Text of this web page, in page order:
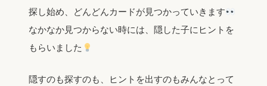
探し始め、どんどんカードが見つかっていきます
なかなか見つからない時には、隠した子にヒントを
もらいました
隠すのも探すのも、ヒントを出すのもみんなとって